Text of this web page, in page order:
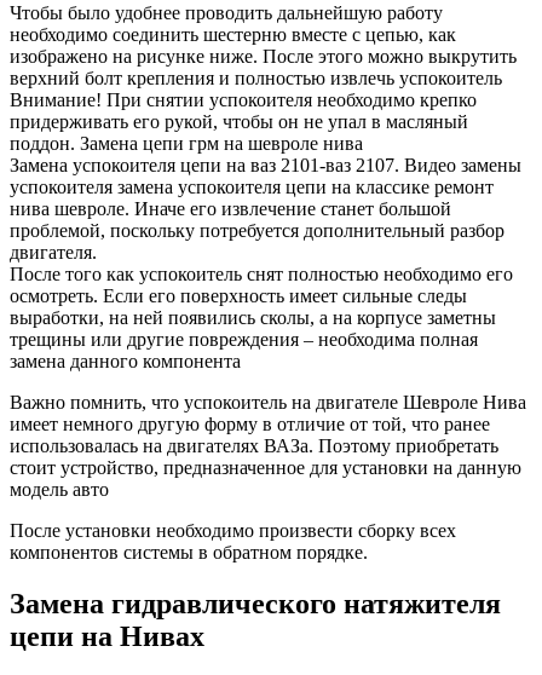
Чтобы было удобнее проводить дальнейшую работу
необходимо соединить шестерню вместе с цепью, как
изображено на рисунке ниже. После этого можно выкрутить
верхний болт крепления и полностью извлечь успокоитель
Внимание! При снятии успокоителя необходимо крепко
придерживать его рукой, чтобы он не упал в масляный
поддон. Замена цепи грм на шевроле нива
Замена успокоителя цепи на ваз 2101-ваз 2107. Видео замены
успокоителя замена успокоителя цепи на классике ремонт
нива шевроле. Иначе его извлечение станет большой
проблемой, поскольку потребуется дополнительный разбор
двигателя.
После того как успокоитель снят полностью необходимо его
осмотреть. Если его поверхность имеет сильные следы
выработки, на ней появились сколы, а на корпусе заметны
трещины или другие повреждения – необходима полная
замена данного компонента
Важно помнить, что успокоитель на двигателе Шевроле Нива
имеет немного другую форму в отличие от той, что ранее
использовалась на двигателях ВАЗа. Поэтому приобретать
стоит устройство, предназначенное для установки на данную
модель авто
После установки необходимо произвести сборку всех
компонентов системы в обратном порядке.
Замена гидравлического натяжителя
цепи на Нивах